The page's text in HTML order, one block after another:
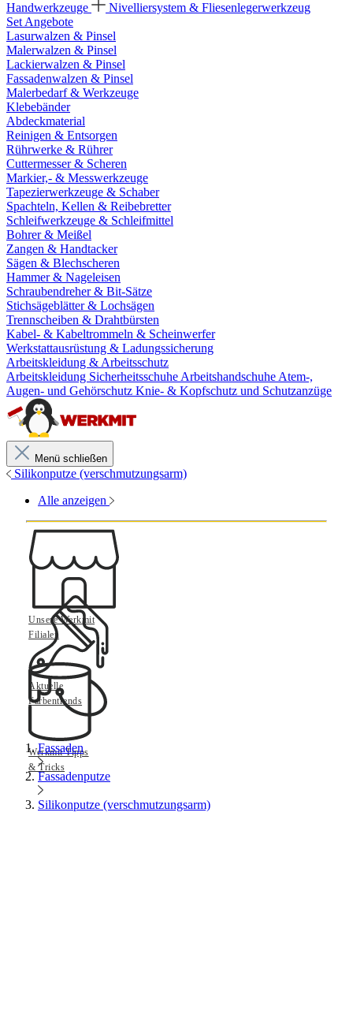
Handwerkzeuge
Nivelliersystem & Fliesenlegerwerkzeug
Set Angebote
Lasurwalzen & Pinsel
Malerwalzen & Pinsel
Lackierwalzen & Pinsel
Fassadenwalzen & Pinsel
Malerbedarf & Werkzeuge
Klebebänder
Abdeckmaterial
Reinigen & Entsorgen
Rührwerke & Rührer
Cuttermesser & Scheren
Markier,- & Messwerkzeuge
Tapezierwerkzeuge & Schaber
Spachteln, Kellen & Reibebretter
Schleifwerkzeuge & Schleifmittel
Bohrer & Meißel
Zangen & Handtacker
Sägen & Blechscheren
Hammer & Nageleisen
Schraubendreher & Bit-Sätze
Stichsägeblätter & Lochsägen
Trennscheiben & Drahtbürsten
Kabel- & Kabeltrommeln & Scheinwerfer
Werkstattausrüstung & Ladungssicherung
Arbeitskleidung & Arbeitsschutz
Arbeitskleidung Sicherheitsschuhe Arbeitshandschuhe Atem-,
Augen- und Gehörschutz Knie- & Kopfschutz und Schutzanzüge
Menü schließen
Silikonputze (verschmutzungsarm)
Alle anzeigen
Unsere Werkmit
Filialen
Aktuelle
Farbentrends
Werkmit Tipps
& Tricks
Fassaden
Fassadenputze
Silikonputze (verschmutzungsarm)